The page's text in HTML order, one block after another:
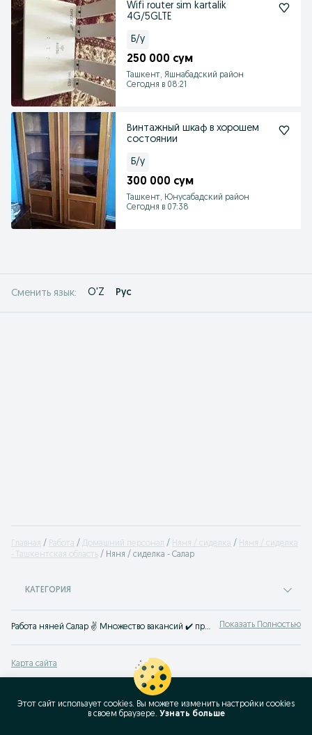
Wifi router sim kartalik
4G/5GLTE
Б/у
250 000 сум
Ташкент, Яшнабадский район
Сегодня в 08:21
Винтажный шкаф в хорошем
состоянии
Б/у
300 000 сум
Ташкент, Юнусабадский район
Сегодня в 07:38
Сменить язык: O'Z Рус
Главная Работа Домашний персонал Няня / сиделка
Няня / сиделка
- Ташкентская область
Няня / сиделка - Салар
КАТЕГОРИЯ
Работа няней Салар ✌ Множество вакансий ✔️ приходящей няни ✔️ няни с проживанием ✔️ в детский сад ⭐ Все предложения агентств и частных лиц ⮞⮞ OLX.uz Показать Полностью
Карта сайта
Карта бизнес-страницы
Популярные запросы
Этот сайт использует cookies. Вы можете изменить настройки cookies
в своeм браузере. Узнать больше